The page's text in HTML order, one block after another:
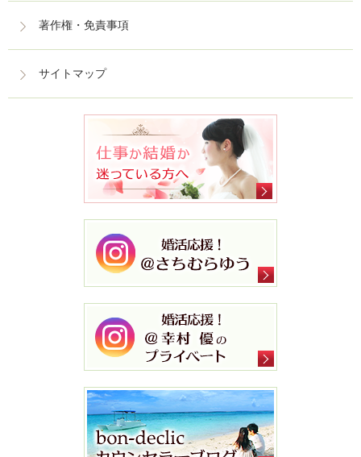
著作権・免責事項
サイトマップ